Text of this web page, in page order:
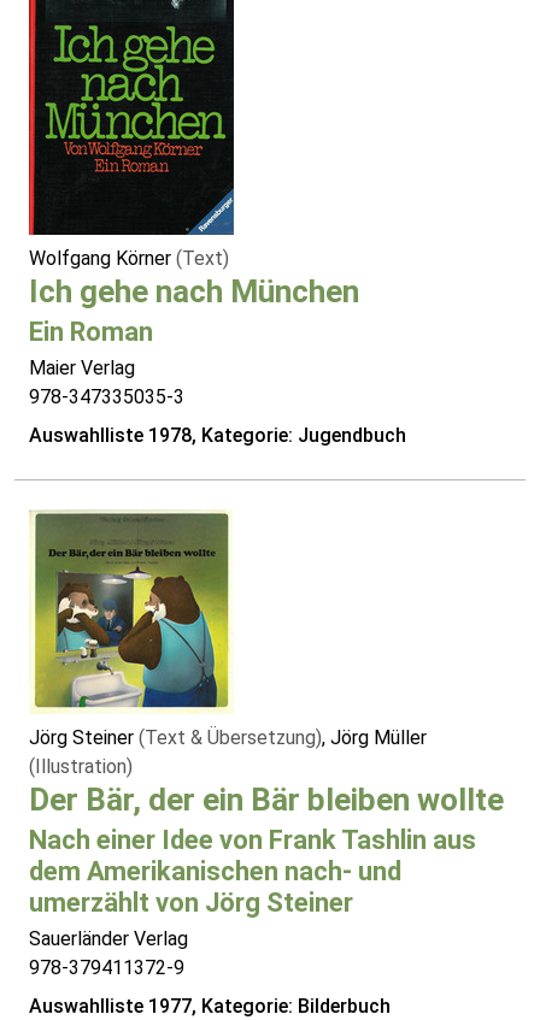
Wolfgang Körner (Text)
Ich gehe nach München
Ein Roman
Maier Verlag
978-347335035-3
Auswahlliste 1978, Kategorie: Jugendbuch
Jörg Steiner (Text & Übersetzung), Jörg Müller
(Illustration)
Der Bär, der ein Bär bleiben wollte
Nach einer Idee von Frank Tashlin aus
dem Amerikanischen nach- und
umerzählt von Jörg Steiner
Sauerländer Verlag
978-379411372-9
Auswahlliste 1977, Kategorie: Bilderbuch